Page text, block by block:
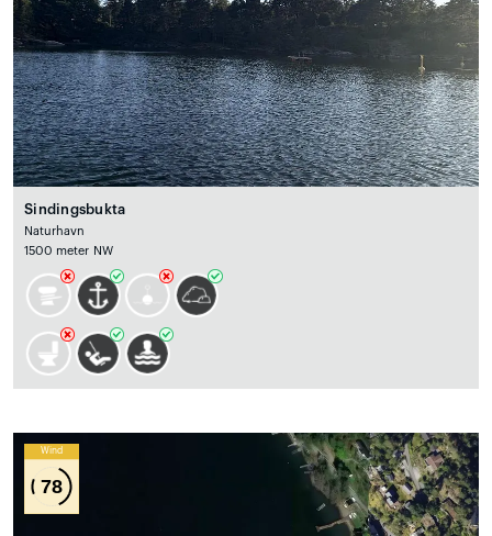
Sindingsbukta
Naturhavn
1500 meter NW
Wind
78